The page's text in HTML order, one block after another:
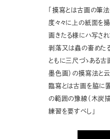
「摸寫とは古画の
度々々に上の紙面を
画きたる様にハ写さ
剥落又は蟲の畜めた
ともに三尺づゝある
墨色画）の摸寫法と
臨寫とは古画を脇に
の範囲の豫線（木炭
練習を要すべし」